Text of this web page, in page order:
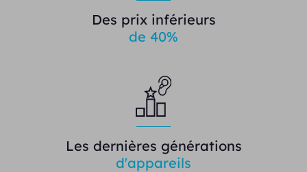
Des prix inférieurs
de 40%
Les dernières générations
d'appareils